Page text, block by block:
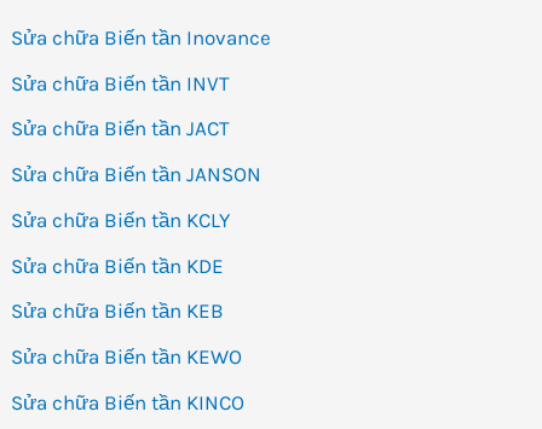
Sửa chữa Biến tần Inovance
Sửa chữa Biến tần INVT
Sửa chữa Biến tần JACT
Sửa chữa Biến tần JANSON
Sửa chữa Biến tần KCLY
Sửa chữa Biến tần KDE
Sửa chữa Biến tần KEB
Sửa chữa Biến tần KEWO
Sửa chữa Biến tần KINCO